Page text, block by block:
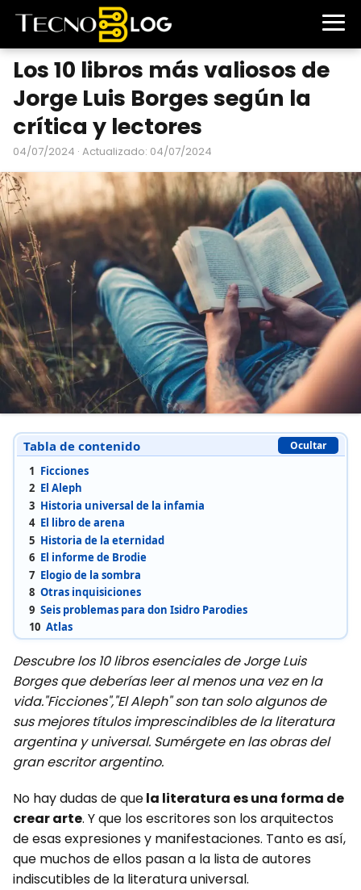
Los 10 libros más valiosos de
Jorge Luis Borges según la
crítica y lectores
04/07/2024 · Actualizado: 04/07/2024
Tabla de contenido Ocultar
1 Ficciones
2 El Aleph
3 Historia universal de la infamia
4 El libro de arena
5 Historia de la eternidad
6 El informe de Brodie
7 Elogio de la sombra
8 Otras inquisiciones
9 Seis problemas para don Isidro Parodies
10 Atlas
Descubre los 10 libros esenciales de Jorge Luis
Borges que deberías leer al menos una vez en la
vida."Ficciones","El Aleph" son tan solo algunos de
sus mejores títulos imprescindibles de la literatura
argentina y universal. Sumérgete en las obras del
gran escritor argentino.
No hay dudas de quela literatura es una forma de
crear arte. Y que los escritores son los arquitectos
de esas expresiones y manifestaciones. Tanto es así,
que muchos de ellos pasan a la lista de autores
indiscutibles de la literatura universal.